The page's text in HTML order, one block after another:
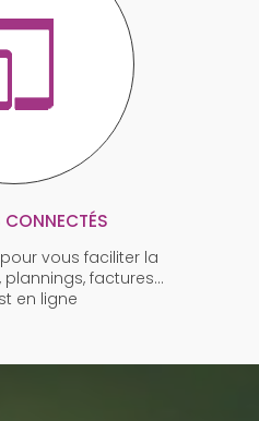
CONNECTÉS
vous faciliter la
plannings, factures…
en ligne